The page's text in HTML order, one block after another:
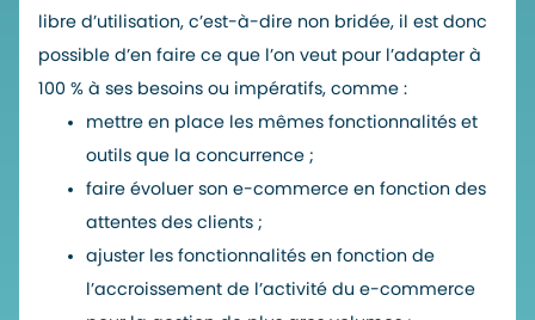
libre d’utilisation, c’est-à-dire non bridée, il est donc
possible d’en faire ce que l’on veut pour l’adapter à
100 % à ses besoins ou impératifs, comme :
mettre en place les mêmes fonctionnalités et
outils que la concurrence ;
faire évoluer son e-commerce en fonction des
attentes des clients ;
ajuster les fonctionnalités en fonction de
l’accroissement de l’activité du e-commerce